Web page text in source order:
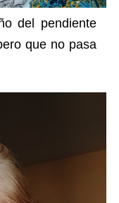
del pendiente
que no pasa